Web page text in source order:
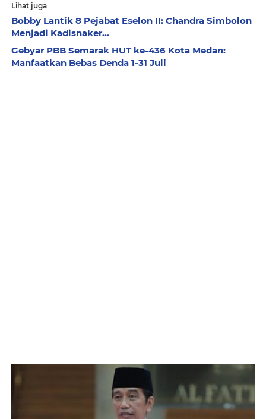
Lihat juga
Bobby Lantik 8 Pejabat Eselon II: Chandra Simbolon
Menjadi Kadisnaker...
Gebyar PBB Semarak HUT ke-436 Kota Medan:
Manfaatkan Bebas Denda 1-31 Juli